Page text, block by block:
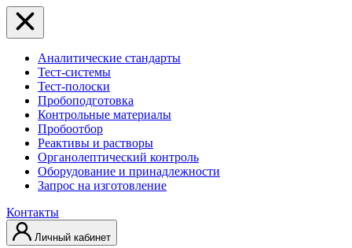
Аналитические стандарты
Тест-системы
Тест-полоски
Пробоподготовка
Контрольные материалы
Пробоотбор
Реактивы и растворы
Органолептический контроль
Оборудование и принадлежности
Запрос на изготовление
Контакты
Личный кабинет